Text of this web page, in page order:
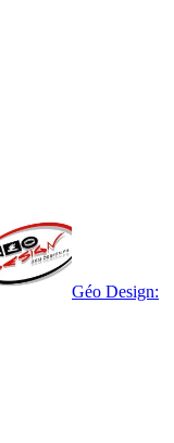
Géo Design: